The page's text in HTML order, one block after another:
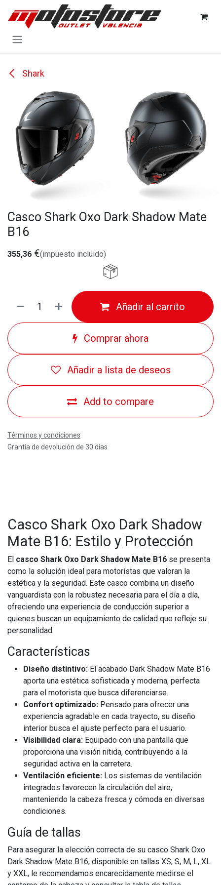
Shark
Casco Shark Oxo Dark Shadow Mate
B16
355,36 €(impuesto incluido)
Añadir al carrito
Comprar ahora
Add to compare
Añadir a lista de deseos
Términos y condiciones
Grantía de devolución de 30 días
Casco Shark Oxo Dark Shadow
Mate B16: Estilo y Protección
El casco Shark Oxo Dark Shadow Mate B16 se presenta
como la solución ideal para motoristas que valoran la
estética y la seguridad. Este casco combina un diseño
vanguardista con la robustez necesaria para el día a día,
ofreciendo una experiencia de conducción superior a
quienes buscan un equipamiento de calidad que refleje su
personalidad.
Características
Diseño distintivo: El acabado Dark Shadow Mate B16
aporta una estética sofisticada y moderna, perfecta
para el motorista que busca diferenciarse.
Confort optimizado: Pensado para ofrecer una
experiencia agradable en cada trayecto, su diseño
interior busca el ajuste perfecto para el usuario.
Visibilidad clara: Equipado con una pantalla que
proporciona una visión nítida, contribuyendo a la
seguridad activa en la carretera.
Ventilación eficiente: Los sistemas de ventilación
integrados favorecen la circulación del aire,
manteniendo la cabeza fresca y cómoda en diversas
condiciones.
Guía de tallas
Para asegurar la elección correcta de su casco Shark Oxo
Dark Shadow Mate B16, disponible en tallas XS, S, M, L, XL
y XXL, le recomendamos encarecidamente medirse el